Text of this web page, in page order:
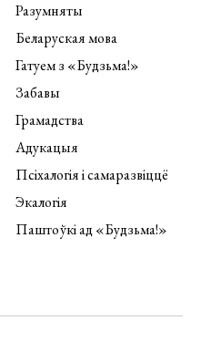
Разумняты
Беларуская мова
Гатуем з «Будзьма!»
Забавы
Грамадства
Адукацыя
Псіхалогія і самаразвіццё
Экалогія
Паштоўкі ад «Будзьма!»